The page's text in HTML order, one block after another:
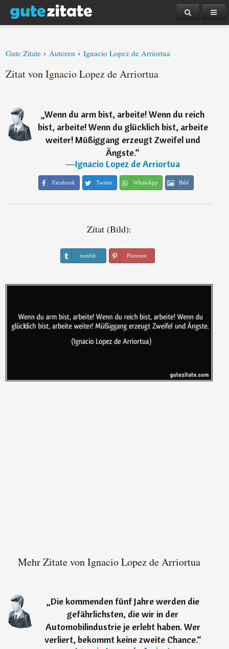
Gute Zitate › Autoren › Ignacio Lopez de Arriortua
Zitat von Ignacio Lopez de Arriortua
„Wenn du arm bist, arbeite! Wenn du reich
bist, arbeite! Wenn du glücklich bist, arbeite
weiter! Müßiggang erzeugt Zweifel und
Ängste.“
―Ignacio Lopez de Arriortua
Facebook Twitter WhatsApp Bild
Zitat (Bild):
tumblr Pinterest
Mehr Zitate von Ignacio Lopez de Arriortua
„Die kommenden fünf Jahre werden die
gefährlichsten, die wir in der
Automobilindustrie je erlebt haben. Wer
verliert, bekommt keine zweite Chance.“